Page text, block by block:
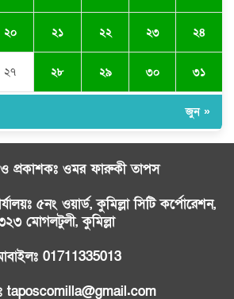
২০ ২১ ২২ ২৩ ২৪
২৭ ২৮ ২৯ ৩০ ৩১
জুন »
প্রকাশকঃ ওমর ফারুকী তাপস
৫নং ওয়ার্ড, কুমিল্লা সিটি কর্পোরেশন,
মোগলটুলী, কুমিল্লা
01711335013
taposcomilla@gmail.com